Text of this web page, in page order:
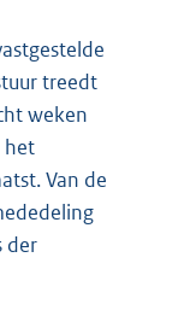
treedt
weken
het
Van de
der